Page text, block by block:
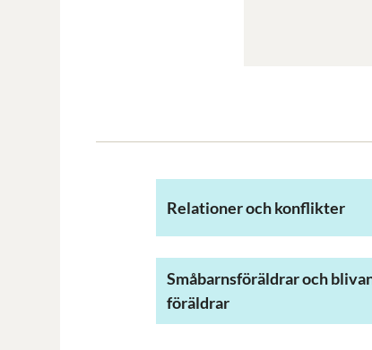
Relationer och konflikter
Småbarnsföräldrar och
föräldrar